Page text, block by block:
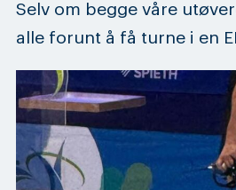
Selv om begge våre
alle forunt å få turne i en